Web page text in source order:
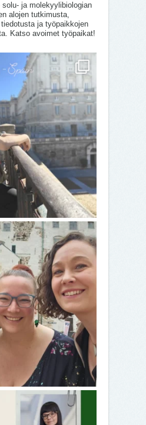
solu- ja molekyylibiologian
alojen tutkimusta,
ja työpaikkojen
Katso avoimet työpaikat!